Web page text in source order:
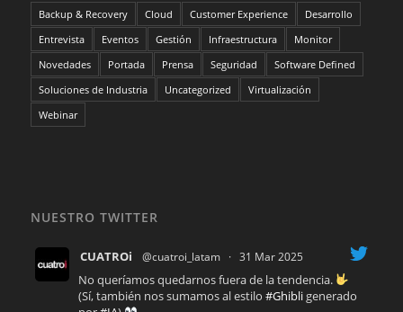
Backup & Recovery Cloud Customer Experience
Desarrollo
Entrevista
Eventos Gestión Infraestructura
Monitor
Novedades
Portada Prensa Seguridad
Software Defined
Soluciones de Industria
Uncategorized
Virtualización
Webinar
NUESTRO TWITTER
CUATROi @cuatroi_latam · 31 Mar 2025
No queríamos quedarnos fuera de la tendencia.
(Sí, también nos sumamos al estilo #Ghibligenerado